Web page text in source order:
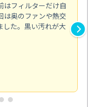
はフィルターだけ自
は奥のファンや熱交
した。黒い汚れが大